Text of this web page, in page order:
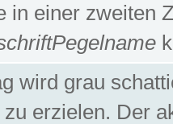
in einer zweiten
wird grau
erzielen. Der